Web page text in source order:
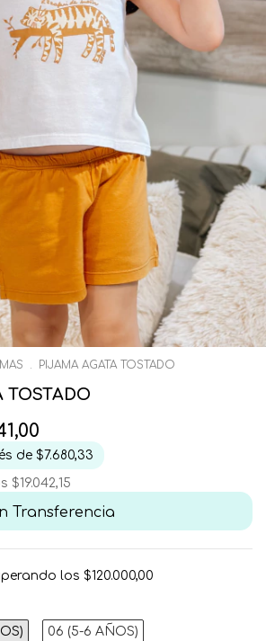
. PIJAMA AGATA TOSTADO
TOSTADO
de $7.680,33
$19.042,15
Transferencia
los $120.000,00
06 (5-6 AÑOS)